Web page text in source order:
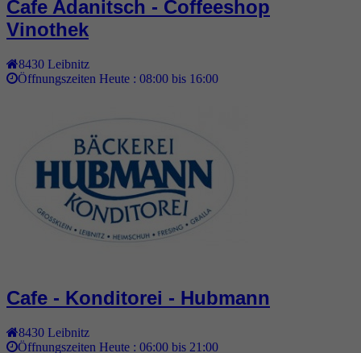
Cafe Adanitsch - Coffeeshop
Vinothek
8430 Leibnitz
Öffnungszeiten Heute : 08:00 bis 16:00
Cafe - Konditorei - Hubmann
8430 Leibnitz
Öffnungszeiten Heute : 06:00 bis 21:00